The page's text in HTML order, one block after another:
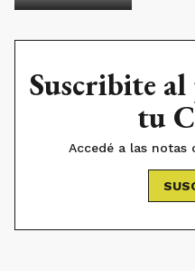
Suscribite
tu
Accedé a las notas